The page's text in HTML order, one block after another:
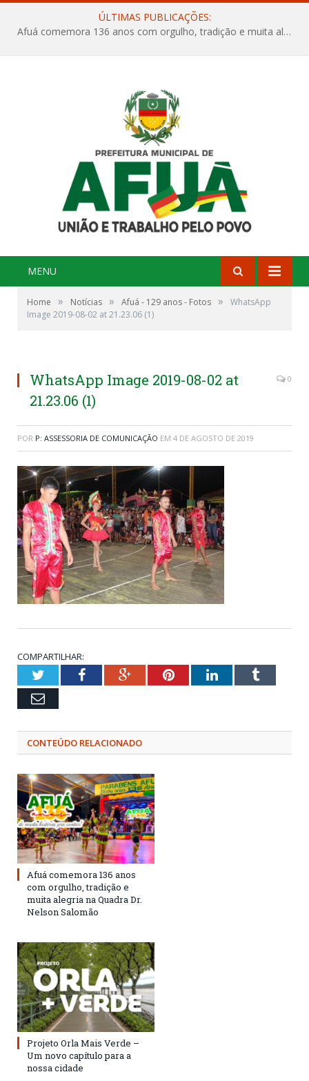
ÚLTIMAS PUBLICAÇÕES:
Afuá comemora 136 anos com orgulho, tradição e muita alegria na Quadra Dr. Nelson Salomão
MENU
Home » Notícias » Afuá - 129 anos - Fotos »
WhatsApp
Image 2019-08-02 at 21.23.06 (1)
WhatsApp Image 2019-08-02 at
21.23.06 (1)
0
POR P: ASSESSORIA DE COMUNICAÇÃO EM 4 DE AGOSTO DE 2019
COMPARTILHAR:
TwitterFacebookGoogle+PinterestLinkedInTumblr
Email
CONTEÚDO RELACIONADO
Afuá comemora 136 anos
com orgulho, tradição e
muita alegria na Quadra Dr.
Nelson Salomão
Projeto Orla Mais Verde –
Um novo capítulo para a
nossa cidade